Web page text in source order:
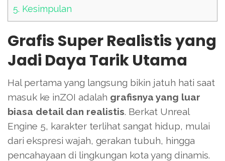
5. Kesimpulan
Grafis Super Realistis yang
Jadi Daya Tarik Utama
Hal pertama yang langsung bikin jatuh hati saat
masuk ke inZOI adalah grafisnya yang luar
biasa detail dan realistis. Berkat Unreal
Engine 5, karakter terlihat sangat hidup, mulai
dari ekspresi wajah, gerakan tubuh, hingga
pencahayaan di lingkungan kota yang dinamis.